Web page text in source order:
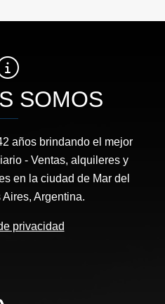
SOMOS
años brindando el mejor
- Ventas, alquileres y
en la ciudad de Mar del
Argentina.
privacidad